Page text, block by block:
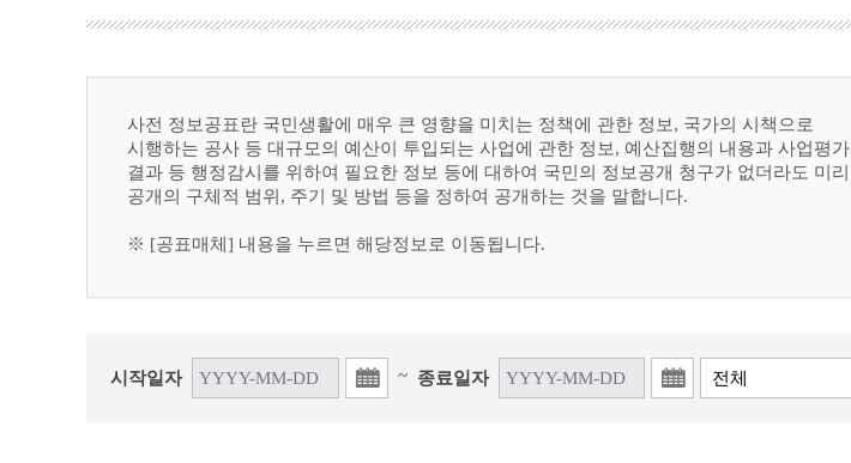
사전 정보공표란 국민생활에 매우 큰 영향을 미치는 정책에 관한 정보, 국가의 시책으로
시행하는 공사 등 대규모의 예산이 투입되는 사업에 관한 정보, 예산집행의 내용과 사업평가
결과 등 행정감시를 위하여 필요한 정보 등에 대하여 국민의 정보공개 청구가 없더라도 미리
공개의 구체적 범위, 주기 및 방법 등을 정하여 공개하는 것을 말합니다.
※ [공표매체] 내용을 누르면 해당정보로 이동됩니다.
시작일자 ~ 종료일자